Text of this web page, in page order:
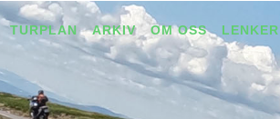
TURPLAN ARKIV OM OSS LENKER